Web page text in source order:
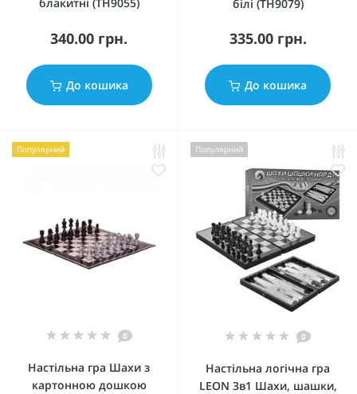
340.00 грн.
До кошика
білі (TH9079)
335.00 грн.
До кошика
Популярний
0
Настільна гра Шахи з
картонною дошкою
Популярний
0
Настільна логічна гра
LEON 3в1 Шахи, шашки,